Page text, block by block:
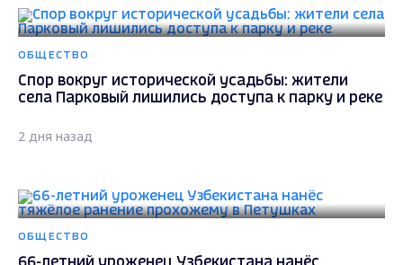
ОБЩЕСТВО
Спор вокруг исторической усадьбы: жители
села Парковый лишились доступа к парку и реке
2 дня назад
ОБЩЕСТВО